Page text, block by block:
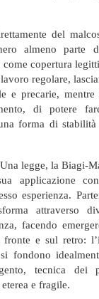
del
almeno parte
copertura
regolare,
e precarie,
di potere
forma di stabilità
legge, la Biagi-
applicazione
esperienza.
attraverso
facendo
e sul retro:
fondono
tecnica dei
e fragile.